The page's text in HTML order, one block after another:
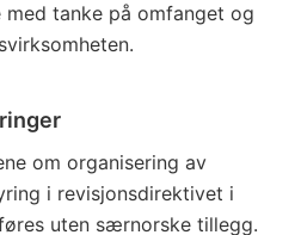
med tanke på omfanget og
om organisering av
i revisjonsdirektivet i
uten særnorske tillegg.